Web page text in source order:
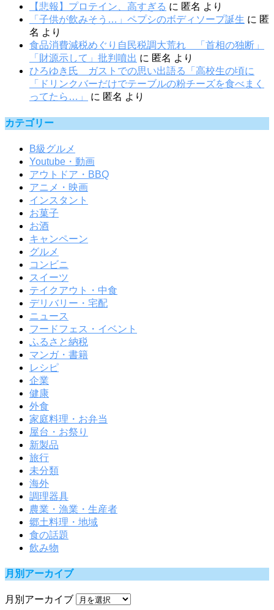
【悲報】プロテイン、高すぎる に 匿名 より
「子供が飲みそう…」ペプシのボディソープ誕生 に 匿
名 より
食品消費減税めぐり自民税調大荒れ 「首相の独断」
「財源示して」批判噴出 に 匿名 より
ひろゆき氏 ガストでの思い出語る「高校生の頃に
「ドリンクバーだけでテーブルの粉チーズを食べまく
ってたら…」
に 匿名 より
カテゴリー
B級グルメ
Youtube・動画
アウトドア・BBQ
アニメ・映画
インスタント
お菓子
お酒
キャンペーン
グルメ
コンビニ
スイーツ
テイクアウト・中食
デリバリー・宅配
ニュース
フードフェス・イベント
ふるさと納税
マンガ・書籍
レシピ
企業
健康
外食
家庭料理・お弁当
屋台・お祭り
新製品
旅行
未分類
海外
調理器具
農業・漁業・生産者
郷土料理・地域
食の話題
飲み物
月別アーカイブ
月別アーカイブ